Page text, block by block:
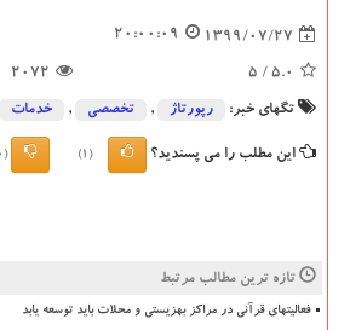
1399/07/27
20:00:09
5.0
/ 5
2072
تگهای خبر: رپورتاژ , تخصصی , خدمات
این مطلب را می پسندید؟ (1)
(0)
تازه ترین مطالب مرتبط
فعالیتهای قرآنی در مراکز بهزیستی و محلات باید توسعه یابد